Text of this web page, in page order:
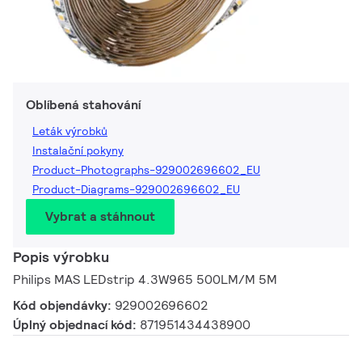
Oblíbená stahování
Leták výrobků
Instalační pokyny
Product-Photographs-929002696602_EU
Product-Diagrams-929002696602_EU
Vybrat a stáhnout
Popis výrobku
Philips MAS LEDstrip 4.3W965 500LM/M 5M
Kód objendávky: 929002696602
Úplný objednací kód: 871951434438900